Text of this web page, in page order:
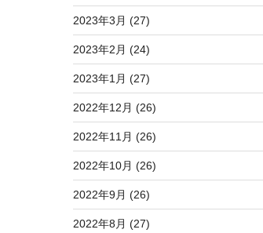
2023年3月 (27)
2023年2月 (24)
2023年1月 (27)
2022年12月 (26)
2022年11月 (26)
2022年10月 (26)
2022年9月 (26)
2022年8月 (27)